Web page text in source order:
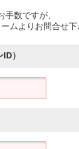
手数ですが、
ムよりお問合せ下
）